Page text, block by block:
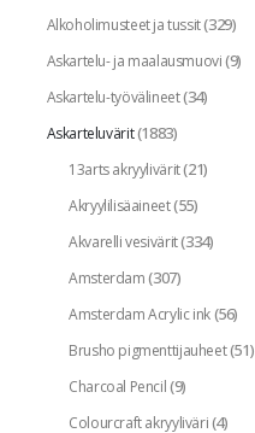
Alkoholimusteet ja tussit(329)
Askartelu- ja maalausmuovi(9)
Askartelu-työvälineet(34)
Askarteluvärit(1883)
13arts akryylivärit(21)
Akryylilisäaineet(55)
Akvarelli vesivärit(334)
Amsterdam(307)
Amsterdam Acrylic ink(56)
Brusho pigmenttijauheet(51)
Charcoal Pencil(9)
Colourcraft akryyliväri(4)